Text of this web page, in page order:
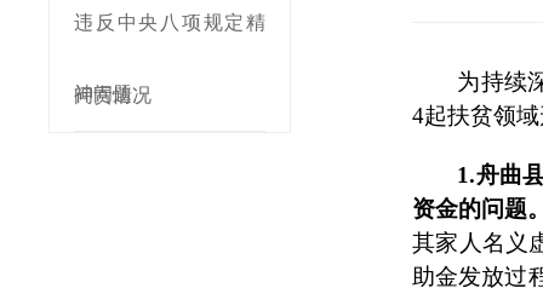
风问题
违反中央八项规定精
神问题
问责情况
为持续
4起扶贫领
1.舟曲
资金的问题
其家人名义
助金发放过